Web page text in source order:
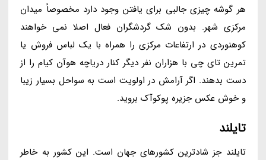
هر گوشه چیزی جالبی برای یافتن وجود دارد مخصوصاً میدان
مرکزی شهر. بدون شک گردشگران فعال اصلا نمی خواهند
کوهنوردی در ارتفاعات مرکزی را همراه با یک لباس فروش یا
تمرین تای چی با هزاران نفر دیگر کنار دریاچه هوآن کیام را از
دست بدهند. اگر آرامش در اولویت است به سواحل بسیار زیبا
و خوش عکس جزیره پوکوآک بروید.
تایلند
تایلند جز شادترین کشورهای جهان است. این کشور به خاطر